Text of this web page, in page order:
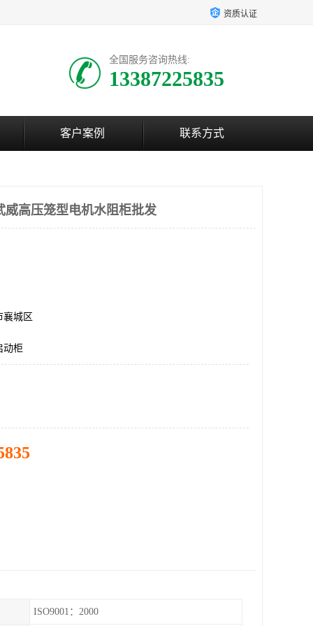
资质认证
全国服务咨询热线:
13387225835
客户案例 联系方式
威高压笼型电机水阻柜批发
襄城区
动柜
ISO9001：2000